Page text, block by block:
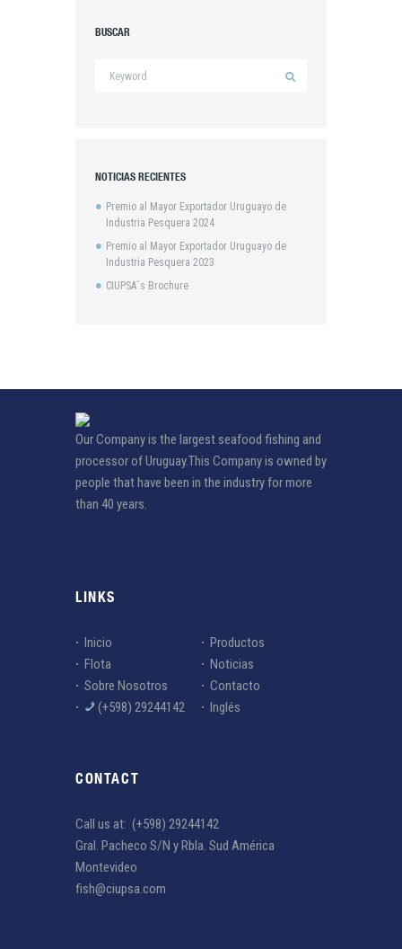
BUSCAR
NOTICIAS RECIENTES
Premio al Mayor Exportador Uruguayo de
Industria Pesquera 2024
Premio al Mayor Exportador Uruguayo de
Industria Pesquera 2023
CIUPSA´s Brochure
Our Company is the largest seafood fishing and
processor of Uruguay.This Company is owned by
people that have been in the industry for more
than 40 years.
LINKS
Inicio
Productos
Flota
Noticias
Sobre Nosotros
Contacto
(+598) 29244142
Inglés
CONTACT
Call us at: (+598) 29244142
Gral. Pacheco S/N y Rbla. Sud América
Montevideo
fish@ciupsa.com